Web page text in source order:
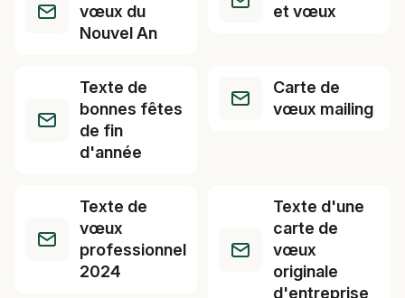
vœux du
Nouvel An
et vœux
Texte de
bonnes fêtes
de fin
d'année
Carte de
vœux mailing
Texte de
vœux
professionnel
2024
Texte d'une
carte de
vœux
originale
d'entreprise